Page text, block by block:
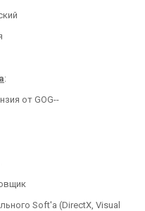
:
от GOG--
Soft'a (DirectX, Visual